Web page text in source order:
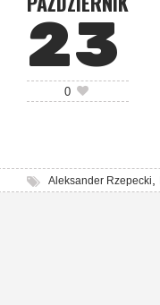
23
0
Aleksander Rzepecki,